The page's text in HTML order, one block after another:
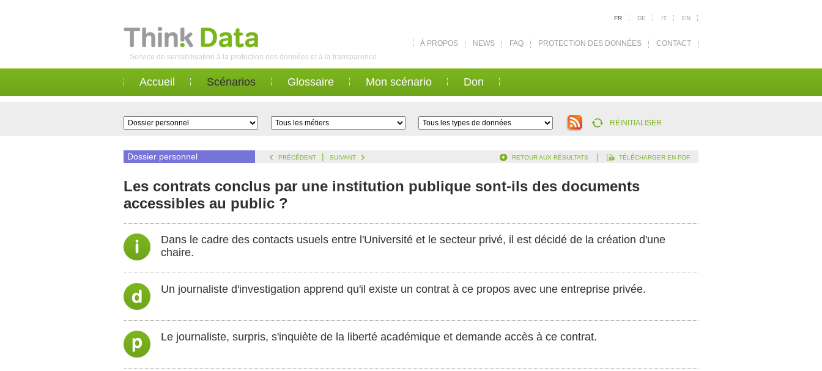
Service de sensibilisation à la protection des données et à la transparence
FR DE IT EN
À PROPOS NEWS FAQ PROTECTION DES DONNÉES CONTACT
Accueil Scénarios Glossaire Mon scénario Don
RÉINITIALISER
Dossier personnel PRÉCÉDENT | SUIVANT RETOUR AUX RÉSULTATS | TÉLÉCHARGER EN PDF
Les contrats conclus par une institution publique sont-ils des documents
accessibles au public ?
Dans le cadre des contacts usuels entre l'Université et le secteur privé, il est décidé de la création d'une
chaire.
Un journaliste d'investigation apprend qu'il existe un contrat à ce propos avec une entreprise privée.
Le journaliste, surpris, s'inquiète de la liberté académique et demande accès à ce contrat.